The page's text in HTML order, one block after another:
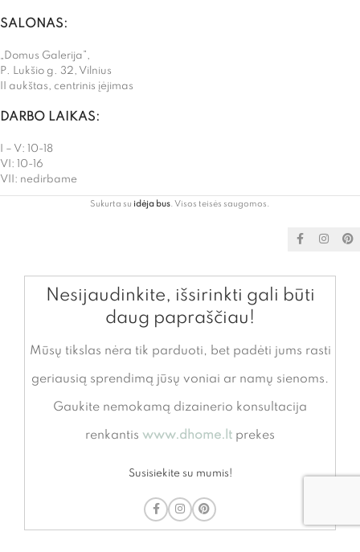
SALONAS:
„Domus Galerija”,
P. Lukšio g. 32, Vilnius
II aukštas, centrinis įėjimas
DARBO LAIKAS:
I – V: 10-18
VI: 10-16
VII: nedirbame
Sukurta su idėja bus. Visos teisės saugomos.
Nesijaudinkite, išsirinkti gali būti
daug papraščiau!
Mūsų tikslas nėra tik parduoti, bet padėti jums rasti
geriausią sprendimą jūsų voniai ar namų sienoms.
Gaukite nemokamą dizainerio konsultacija
renkantis www.dhome.lt prekes
Susisiekite su mumis!